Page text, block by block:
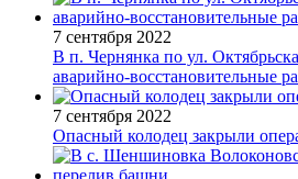
7 сентября 2022
В п. Чернянка по ул.
аварийно-восстановительные
7 сентября 2022
Опасный колодец закрыли